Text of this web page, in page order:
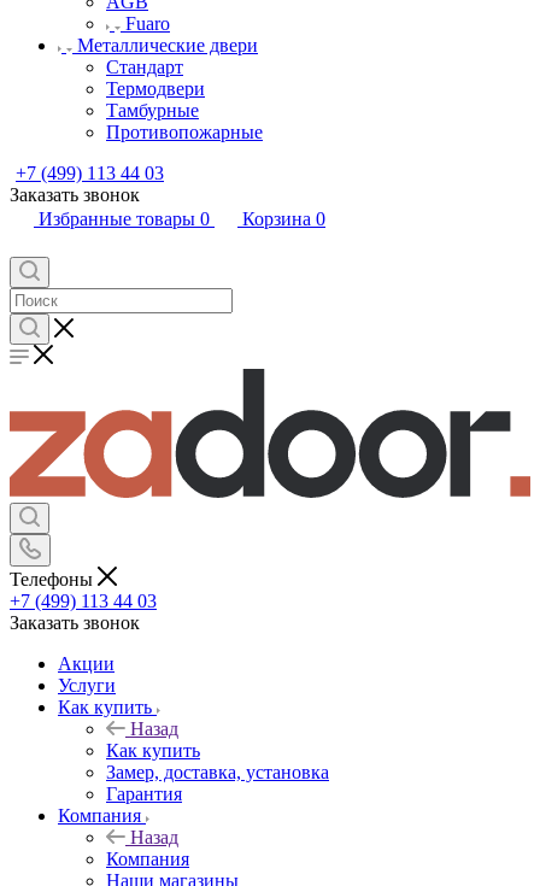
Fuaro
Металлические двери
Стандарт
Термодвери
Тамбурные
Противопожарные
+7 (499) 113 44 03
Заказать звонок
Избранные товары 0 Корзина 0
Телефоны
+7 (499) 113 44 03
Заказать звонок
Акции
Услуги
Как купить
Назад
Как купить
Замер, доставка, установка
Гарантия
Компания
Назад
Компания
Наши магазины